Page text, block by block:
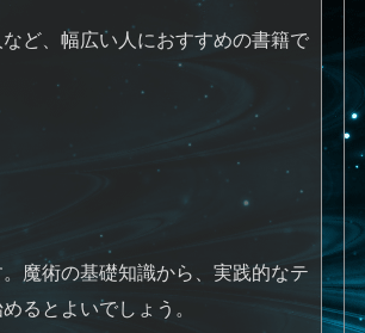
ど、幅広い人におすすめの書籍で
魔術の基礎知識から、実践的なテ
るとよいでしょう。